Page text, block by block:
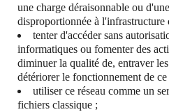
une charge déraisonnable ou
disproportionnée à l'infrastructure
tenter d'accéder sans
informatiques ou fomenter des
diminuer la qualité de, entraver
détériorer le fonctionnement de ce
utiliser ce réseau comme un
fichiers classique ;